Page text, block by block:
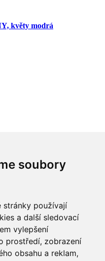
soubory
stránky používají
a další sledovací
vylepšení
prostředí, zobrazení
obsahu a reklam,
květy modrá